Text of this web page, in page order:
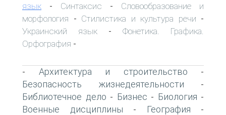
язык - Синтаксис - Словообразование и
морфология - Стилистика и культура речи -
Украинский язык - Фонетика. Графика.
Орфография -
- Архитектура и строительство -
Безопасность жизнедеятельности -
Библиотечное дело - Бизнес - Биология -
Военные дисциплины - География -